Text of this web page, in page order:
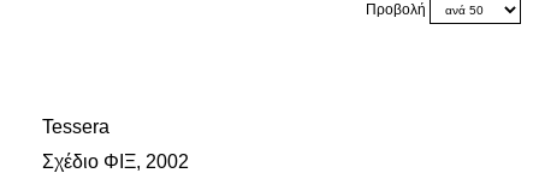
Προβολή
Tessera
Σχέδιο ΦΙΞ, 2002